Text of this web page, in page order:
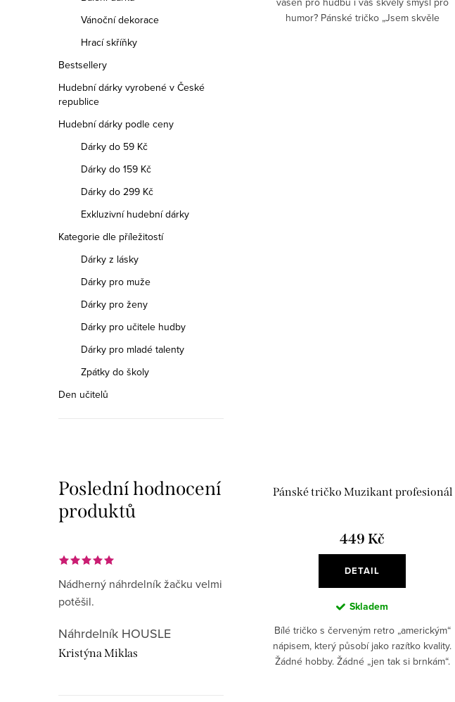
Vánoční dekorace
Hrací skříňky
Bestsellery
Hudební dárky vyrobené v České
republice
Hudební dárky podle ceny
Dárky do 59 Kč
Dárky do 159 Kč
Dárky do 299 Kč
Exkluzivní hudební dárky
Kategorie dle příležitostí
Dárky z lásky
Dárky pro muže
Dárky pro ženy
Dárky pro učitele hudby
Dárky pro mladé talenty
Zpátky do školy
Den učitelů
Poslední hodnocení
produktů
Nádherný náhrdelník žačku velmi
potěšil.
Náhrdelník HOUSLE
Kristýna Miklas
humor? Pánské tričko „Jsem skvěle
Pánské tričko Muzikant profesionál
449 Kč
DETAIL
Skladem
Bílé tričko s červeným retro „americkým“
nápisem, který působí jako razítko kvality.
Žádné hobby. Žádné „jen tak si brnkám“.